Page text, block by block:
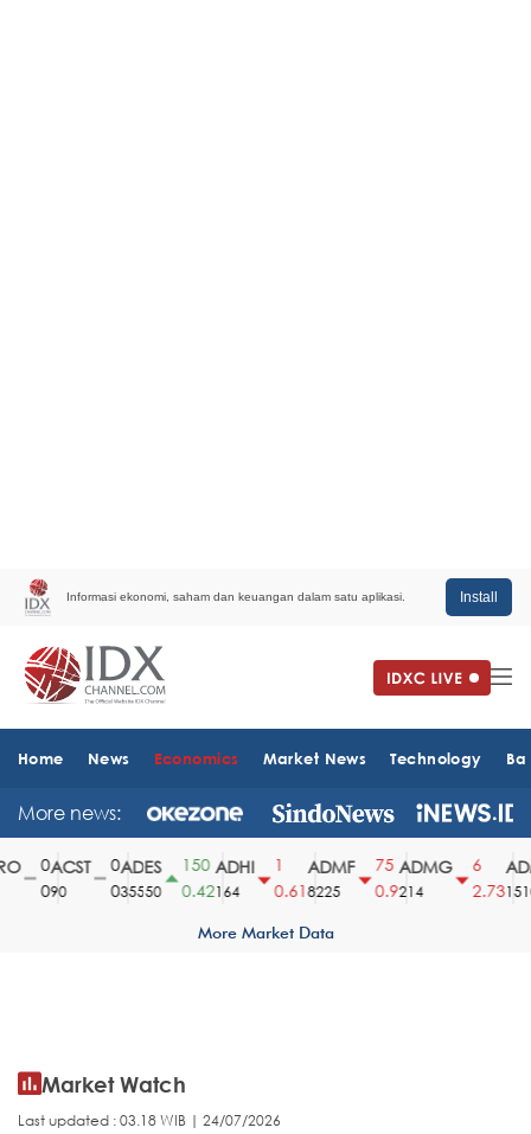
Informasi ekonomi, saham dan keuangan dalam satu aplikasi. Install
Home News Economics Market News Technology
More news:
ACST
90
ADES
35550
150
0.42
ADHI
164
0.61
ADMF
8225
75
0.9
ADMG
214
2.731510
More Market Data
Market Watch
Last updated : 03.18 WIB | 24/07/2026